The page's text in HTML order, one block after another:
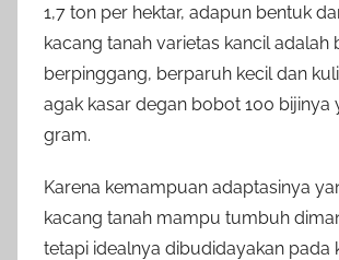
1,7 ton per hektar, adapun bentuk
kacang tanah varietas kancil adalah
berpinggang, berparuh kecil dan
agak kasar degan bobot 100 bijinya
gram.
Karena kemampuan adaptasinya
kacang tanah mampu tumbuh
tetapi idealnya dibudidayakan pada